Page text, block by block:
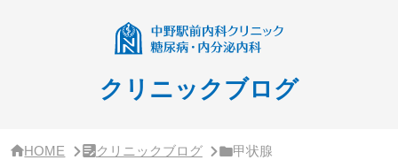
クリニックブログ
HOME クリニックブログ 甲状腺